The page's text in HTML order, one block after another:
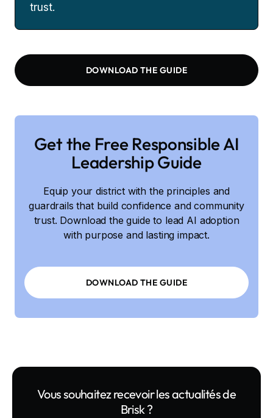
trust.
DOWNLOAD THE GUIDE
Get the Free Responsible AI
Leadership Guide
Equip your district with the principles and
guardrails that build confidence and community
trust. Download the guide to lead AI adoption
with purpose and lasting impact.
DOWNLOAD THE GUIDE
Vous souhaitez recevoir les actualités de
Brisk ?